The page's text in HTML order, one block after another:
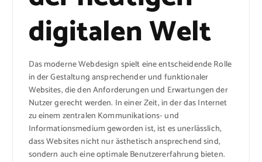
digitalen Welt
Das moderne Webdesign spielt eine entscheidende Rolle
in der Gestaltung ansprechender und funktionaler
Websites, die den Anforderungen und Erwartungen der
Nutzer gerecht werden. In einer Zeit, in der das Internet
zu einem zentralen Kommunikations- und
Informationsmedium geworden ist, ist es unerlässlich,
dass Websites nicht nur ästhetisch ansprechend sind,
sondern auch eine optimale Benutzererfahrung bieten.